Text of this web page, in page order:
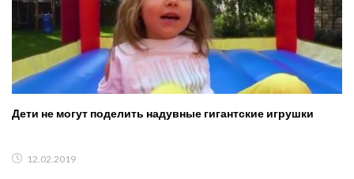
Дети не могут поделить надувные гигантские игрушки
12.02.2019